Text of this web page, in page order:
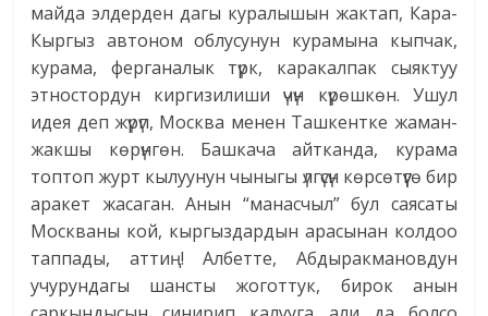
майда элдерден дагы куралышын жактап, Кара-
Кыргыз автоном облусунун курамына кыпчак,
курама, ферганалык түрк, каракалпак сыяктуу
этностордун киргизилиши үчүн күрөшкөн. Ушул
идея деп жүрүп, Москва менен Ташкентке жаман-
жакшы көрүнгөн. Башкача айтканда, курама
топтоп журт кылуунун чыныгы үлгүсүн көрсөтүүгө бир
аракет жасаган. Анын “манасчыл” бул саясаты
Москваны кой, кыргыздардын арасынан колдоо
таппады, аттиң! Албетте, Абдыракмановдун
учурундагы шансты жоготтук, бирок анын